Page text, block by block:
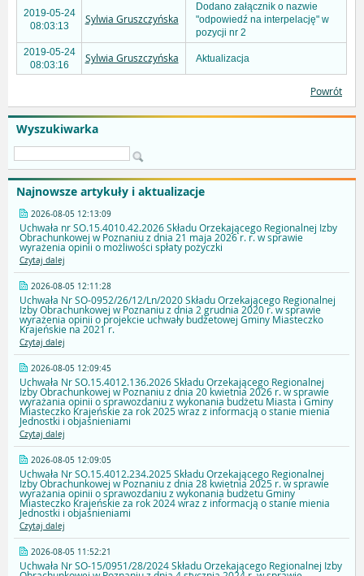
Wyszukiwarka
Najnowsze artykuły i aktualizacje
2026-08-05 12:13:09
Uchwała nr SO.15.4010.42.2026 Składu Orzekającego Regionalnej Izby
Obrachunkowej w Poznaniu z dnia 21 maja 2026 r. r. w sprawie
wyrażenia opinii o możliwości spłaty pożyczki
Czytaj dalej
2026-08-05 12:11:28
Uchwała Nr SO-0952/26/12/Ln/2020 Składu Orzekającego Regionalnej
Izby Obrachunkowej w Poznaniu z dnia 2 grudnia 2020 r. w sprawie
wyrażenia opinii o projekcie uchwały budżetowej Gminy Miasteczko
Krajeńskie na 2021 r.
Czytaj dalej
2026-08-05 12:09:45
Uchwała Nr SO.15.4012.136.2026 Składu Orzekającego Regionalnej
Izby Obrachunkowej w Poznaniu z dnia 20 kwietnia 2026 r. w sprawie
wyrażania opinii o sprawozdaniu z wykonania budżetu Miasta i Gminy
Miasteczko Krajeńskie za rok 2025 wraz z informacją o stanie mienia
Jednostki i objaśnieniami
Czytaj dalej
2026-08-05 12:09:05
Uchwała Nr SO.15.4012.234.2025 Składu Orzekającego Regionalnej
Izby Obrachunkowej w Poznaniu z dnia 28 kwietnia 2025 r. w sprawie
wyrażania opinii o sprawozdaniu z wykonania budżetu Gminy
Miasteczko Krajeńskie za rok 2024 wraz z informacją o stanie mienia
Jednostki i objaśnieniami
Czytaj dalej
2026-08-05 11:52:21
Uchwała Nr SO-15/0951/28/2024 Składu Orzekającego Regionalnej Izby
2019-05-24
08:03:13
Sylwia Gruszczyńska
Dodano załącznik o nazwie
"odpowiedź na interpelację" w
pozycji nr 2
2019-05-24
08:03:16
Sylwia Gruszczyńska Aktualizacja
Powrót